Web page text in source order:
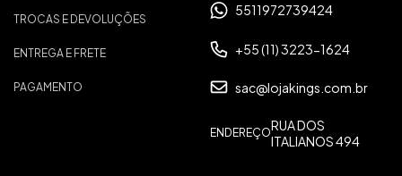
TROCAS E DEVOLUÇÕES
ENTREGA E FRETE
PAGAMENTO
5511972739424
+55 (11) 3223-1624
sac@lojakings.com.br
ENDEREÇORUA DOS
ITALIANOS 494